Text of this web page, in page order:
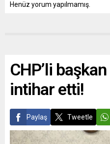
Henüz yorum yapılmamış.
CHP’li
intihar etti!
Paylaş Tweetle